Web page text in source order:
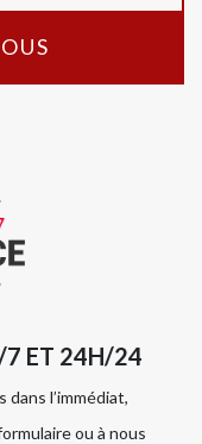
7 ET 24H/24
dans l’immédiat,
ou à nous